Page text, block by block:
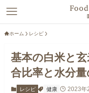
ホーム レシピ
基本の白米と
合比率と水分
レシピ 健康 2023年